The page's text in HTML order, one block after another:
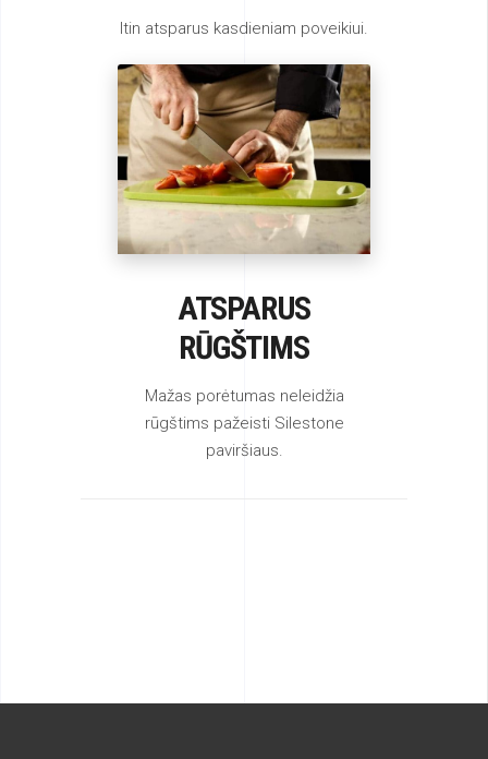
Itin atsparus kasdieniam poveikiui.
ATSPARUS
RŪGŠTIMS
Mažas porėtumas neleidžia
rūgštims pažeisti Silestone
paviršiaus.